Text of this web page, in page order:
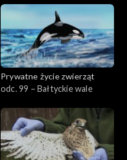
Prywatne życie zwierząt
odc. 99 – Bałtyckie wale